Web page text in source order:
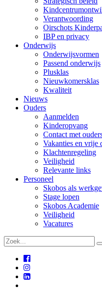
Verantwoording
Oirschots
IBP en privacy
Onderwijs
Onderwijsvormen
Passend onderwijs
Plusklas
Nieuwkomersklas
Kwaliteit
Nieuws
Ouders
Aanmelden
Kinderopvang
Contact met
Vakanties en vrije
Klachtenregeling
Veiligheid
Relevante links
Personeel
Skobos als
Stage lopen
Skobos Academie
Veiligheid
Vacatures